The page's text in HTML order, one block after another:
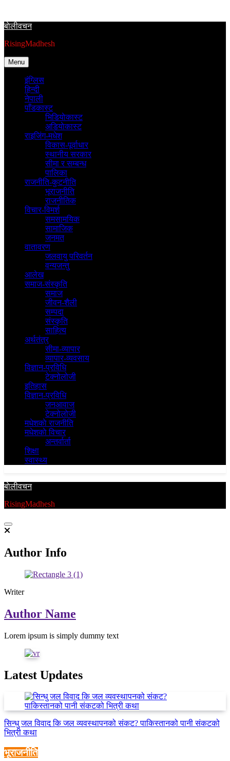
content
बाेलीवचन
RisingMadhesh
Menu
इंग्लिस
हिन्दी
नेपाली
पाँडकास्ट
भिडियाेकास्ट
अडियाेकास्ट
राइजिंग-मधेश
विकास-पूर्वाधार
स्थानीय सरकार
सीमा र सम्बन्ध
पालिका
राजनीति-कुटनीति
भूराजनीति
राजनीतिक
विचार-विमर्श
समसामयिक
सामाजिक
जनमत
वातावरण
जलवायु परिवर्तन
वन्यजन्तु
आलेख
समाज-संस्कृति
समाज
जीवन-शैली
सम्पदा
संस्कृति
साहित्य
अर्थतंत्र
सीमा-व्यापार
व्यापार-व्यवसाय
विज्ञान-प्रविधि
टेक्नोलोजी
इतिहास
विज्ञान-प्रविधि
जनआवाज
टेक्नोलोजी
मधेशकाे राजनीति
मधेशकाे विचार
अन्तर्वार्ता
शिक्षा
स्वास्थ्य
बाेलीवचन
RisingMadhesh
Author Info
Writer
Author Name
Lorem ipsum is simply dummy text
Latest Updates
सिन्धु जल विवाद कि जल व्यवस्थापनको संकट? पाकिस्तानको पानी संकटको
भित्री कथा
भूराजनीति